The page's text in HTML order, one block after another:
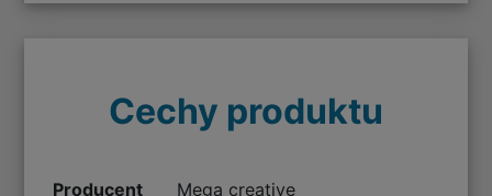
Cechy produktu
Producent Mega creative